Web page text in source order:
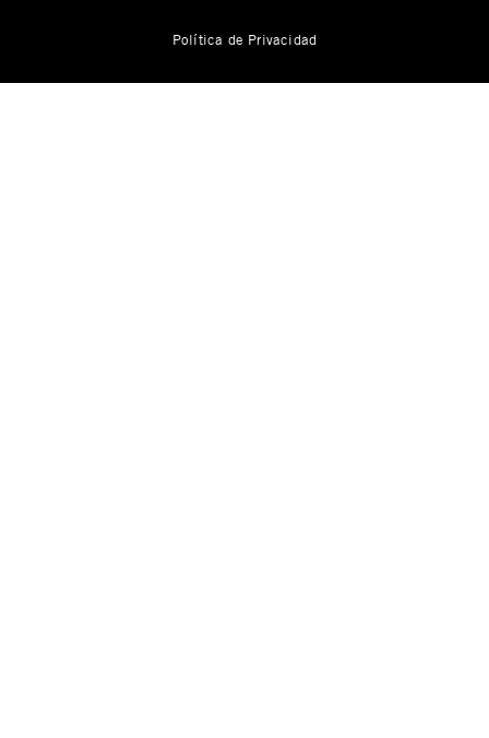
Política de Privacidad